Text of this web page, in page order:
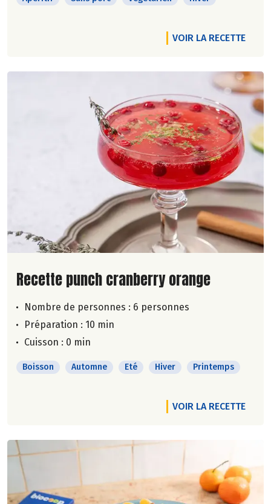
VOIR LA RECETTE
Lire la suite de la recette
Recette punch cranberry orange
Nombre de personnes : 6 personnes
Préparation : 10 min
Cuisson : 0 min
Boisson Automne Eté Hiver Printemps
VOIR LA RECETTE